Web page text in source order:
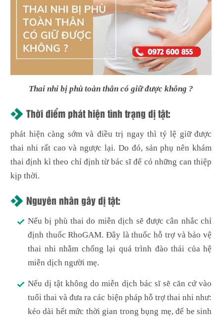
Thai nhi bị phù toàn thân có giữ được không ?
Thời điểm phát hiện tình trạng dị tật:
phát hiện càng sớm và điều trị ngay thì tỷ lệ giữ được
thai nhi rất cao và ngược lại. Do đó, sản phụ nên khám
thai định kì theo chỉ định từ bác sĩ để có những can thiệp
kịp thời.
Nguyên nhân gây dị tật:
Nếu bị phù thai do miễn dịch sẽ được cân nhắc chỉ
định thuốc RhoGAM. Đây là thuốc hỗ trợ và bảo vệ
thai nhi nhằm chống lại quá trình đào thải của hệ
miễn dịch người mẹ.
Nếu dị tật không do miễn dịch bác sĩ sẽ căn cứ vào
tuổi thai và đưa ra các biện pháp hỗ trợ thai nhi như:
kéo dài hết mức thời gian trong bụng mẹ, để be sinh